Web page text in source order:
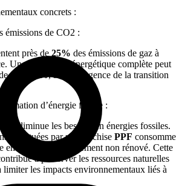
concrets :
émissions de CO2 :
près de 25% des émissions de gaz à
Une rénovation énergétique complète peut
60 80%, selon l’Agence de la transition
d’énergie fossile :
diminue les besoins en énergies fossiles.
effectuées par un franchise PPF consomme
en moins qu’un logement non rénové. Cette
à préserver les ressources naturelles
limiter les impacts environnementaux liés à